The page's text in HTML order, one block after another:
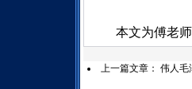
本文为傅老
上一篇文章： 伟人毛